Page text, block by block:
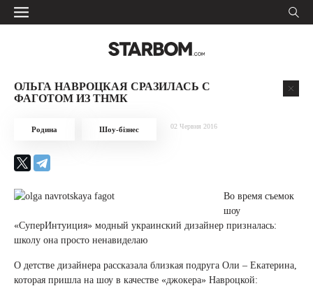
ОЛЬГА НАВРОЦКАЯ СРАЗИЛАСЬ С
ФАГОТОМ ИЗ ТНМК
Родина Шоу-бізнес 02 Червня 2016
Во время съемок
шоу
«СуперИнтуиция» модный украинский дизайнер призналась:
школу она просто ненавиделаю
О детстве дизайнера рассказала близкая подруга Оли – Екатерина,
которая пришла на шоу в качестве «джокера» Навроцкой: